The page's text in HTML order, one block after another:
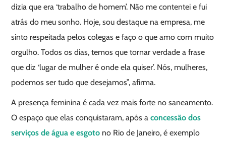
dizia que era ‘trabalho de homem’. Não me contentei e fui
atrás do meu sonho. Hoje, sou destaque na empresa, me
sinto respeitada pelos colegas e faço o que amo com muito
orgulho. Todos os dias, temos que tornar verdade a frase
que diz ‘lugar de mulher é onde ela quiser’. Nós, mulheres,
podemos ser tudo que desejamos”, afirma.
A presença feminina é cada vez mais forte no saneamento.
O espaço que elas conquistaram, após a concessão dos
serviços de água e esgoto no Rio de Janeiro, é exemplo